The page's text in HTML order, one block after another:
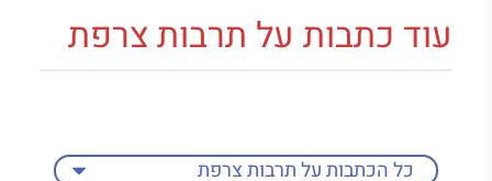
עוד כתבות על תרבות צרפת